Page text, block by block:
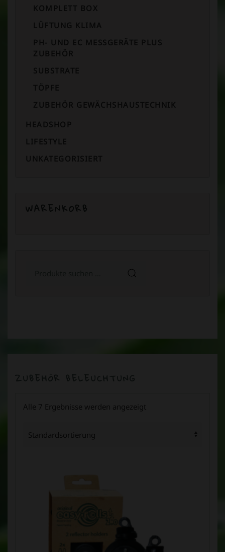
Alle 7 Ergebnisse werden angezeigt
KOMPLETT BOX
LÜFTUNG KLIMA
PH- UND EC MESSGERÄTE PLUS
ZUBEHÖR
SUBSTRATE
TÖPFE
ZUBEHÖR GEWÄCHSHAUSTECHNIK
HEADSHOP
LIFESTYLE
UNKATEGORISIERT
WARENKORB